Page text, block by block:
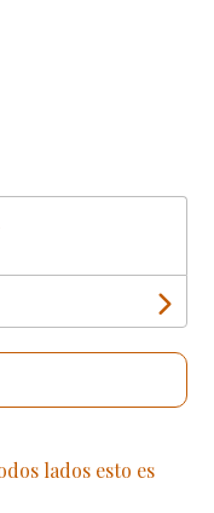
lados esto es